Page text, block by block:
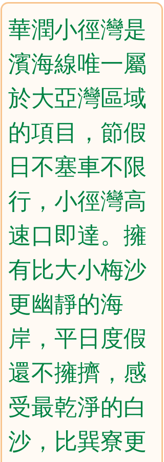
華潤小徑灣是
濱海線唯一屬
於大亞灣區域
的項目，節假
日不塞車不限
行，小徑灣高
速口即達。擁
有比大小梅沙
更幽靜的海
岸，平日度假
還不擁擠，感
受最乾淨的白
沙，比巽寮更